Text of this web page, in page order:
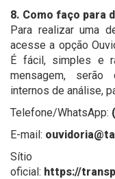
8. Como faço para
Para realizar uma
acesse a opção
É fácil, simples e
mensagem, serão
internos de análise,
Telefone/WhatsApp:
E-mail:
Sítio
oficial: https://